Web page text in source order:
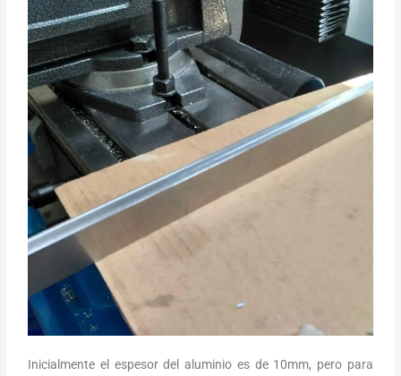
Inicialmente el espesor del aluminio es de 10mm, pero para